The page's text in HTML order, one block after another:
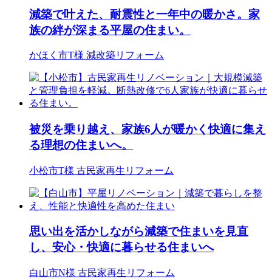
減築で叶えた、耐震性と一年中の暖かさ。家
族の絆が深まる平屋の住まい。
かほく市T様 減改築リフォーム
被災を乗り越え、家族6人が暖かく快適に集え
る理想の住まいへ。
小松市T様 古民家再生リフォーム
思い出を活かしながら減築で住まいを見直
し、安心・快適に暮らせる住まいへ
白山市N様 古民家再生リフォーム